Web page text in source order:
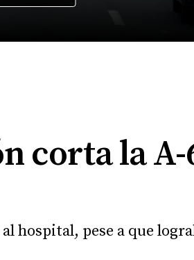
corta la A-
hospital, pese a que